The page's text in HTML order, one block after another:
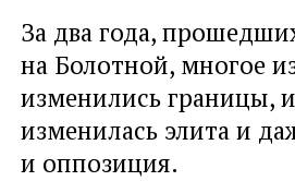
За два года,
на Болотной, многое
изменились границы,
изменилась элита и
и оппозиция.